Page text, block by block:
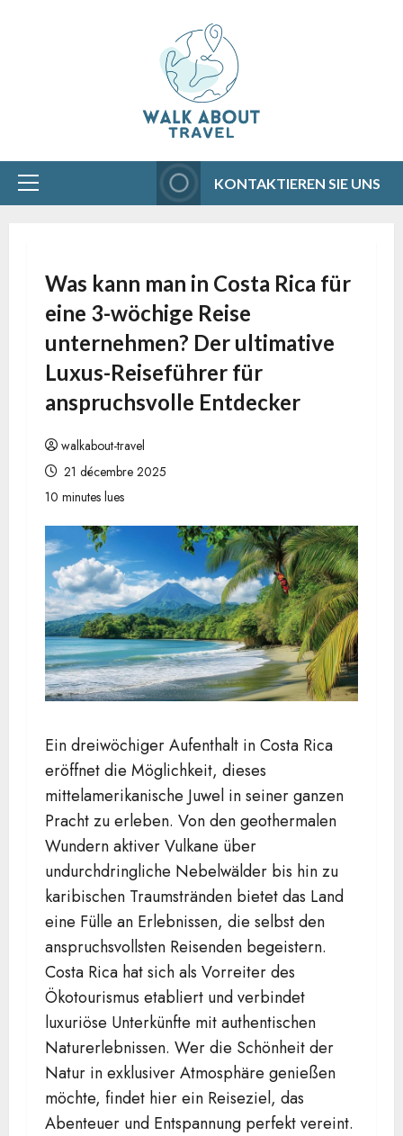
Menu
KONTAKTIEREN SIE UNS
Was kann man in Costa Rica für
eine 3-wöchige Reise
unternehmen? Der ultimative
Luxus-Reiseführer für
anspruchsvolle Entdecker
walkabout-travel
21 décembre 2025
10 minutes lues
Ein dreiwöchiger Aufenthalt in Costa Rica
eröffnet die Möglichkeit, dieses
mittelamerikanische Juwel in seiner ganzen
Pracht zu erleben. Von den geothermalen
Wundern aktiver Vulkane über
undurchdringliche Nebelwälder bis hin zu
karibischen Traumstränden bietet das Land
eine Fülle an Erlebnissen, die selbst den
anspruchsvollsten Reisenden begeistern.
Costa Rica hat sich als Vorreiter des
Ökotourismus etabliert und verbindet
luxuriöse Unterkünfte mit authentischen
Naturerlebnissen. Wer die Schönheit der
Natur in exklusiver Atmosphäre genießen
möchte, findet hier ein Reiseziel, das
Abenteuer und Entspannung perfekt vereint.